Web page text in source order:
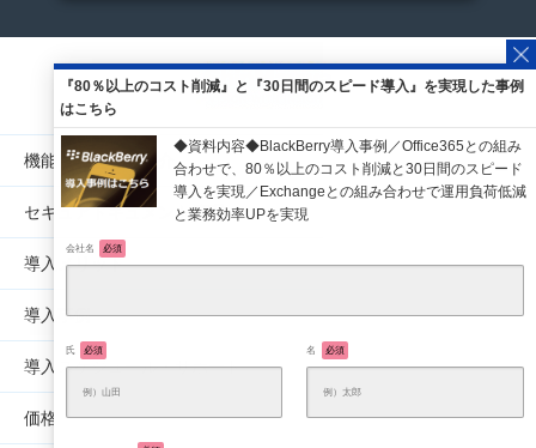
機能・サービス紹介
セキュアドキュメント管理
導入メリット
導入事例
導入スケジュール・サポート
価格
『80％以上のコスト削減』と『30日間のスピード導入』を実現した事例
はこちら
会社名 必須
氏 必須 名 必須